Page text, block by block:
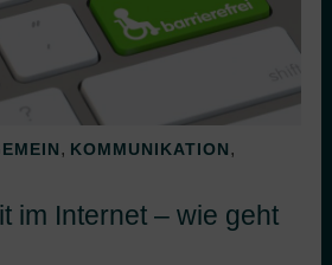
, KOMMUNIKATION,
im Internet – wie geht